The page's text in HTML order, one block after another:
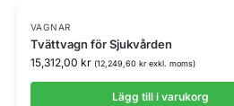
VAGNAR
Tvättvagn för Sjukvården
15,312,00 kr (12,249,60 krexkl. moms)
Lägg till i varukorg